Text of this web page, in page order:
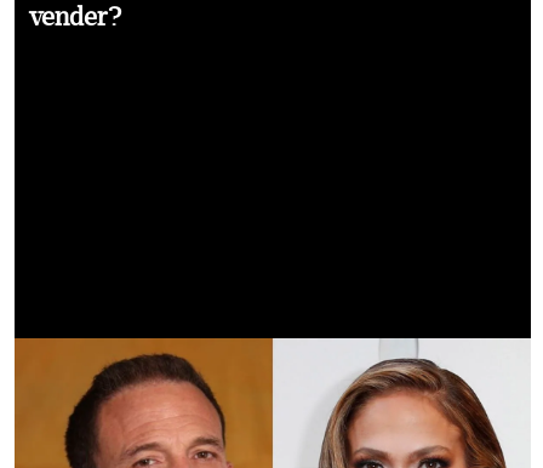
vender?